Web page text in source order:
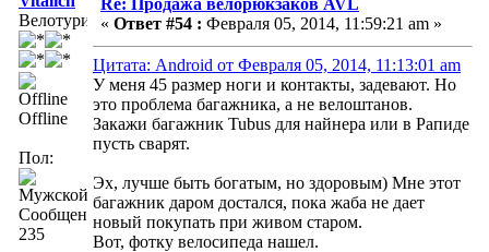
Велотурист
Offline
Пол:
Сообщений:
235
« Ответ #54 : Февраля 05, 2014, 11:59:21 am »
Цитата: Android от Февраля 05, 2014, 11:13:01 am
У меня 45 размер ноги и контакты, задевают. Но
это проблема багажника, а не велоштанов.
Закажи багажник Tubus для найнера или в Рапиде
пусть сварят.
Эх, лучше быть богатым, но здоровым) Мне этот
багажник даром достался, пока жаба не дает
новый покупать при живом старом.
Вот, фотку велосипеда нашел.